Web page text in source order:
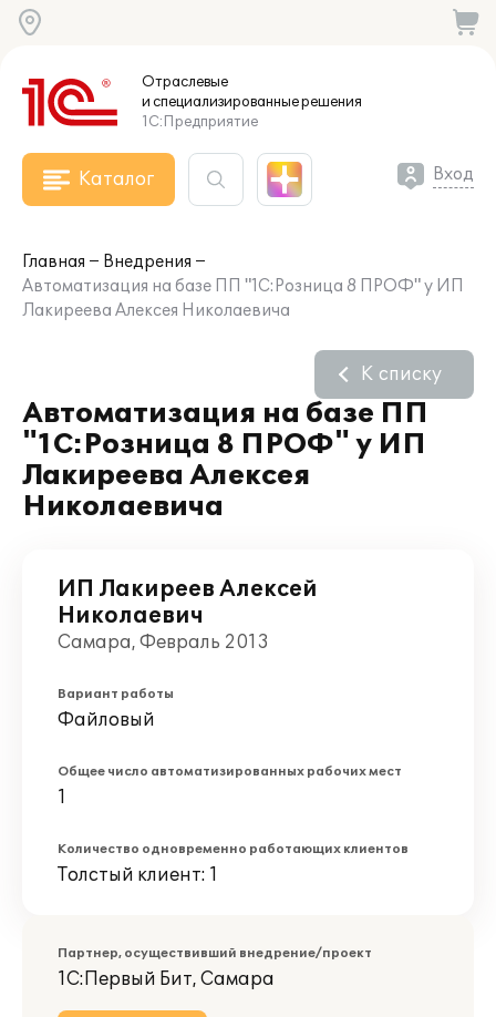
Отраслевые
и специализированныерешения
1С:Предприятие
Каталог Вход
Главная
Внедрения
Автоматизация на базе ПП "1С:Розница 8 ПРОФ" у ИП
Лакиреева Алексея Николаевича
Автоматизация на базе ПП
"1С:Розница 8 ПРОФ" у ИП
Лакиреева Алексея
Николаевича
К списку
ИП Лакиреев Алексей
Николаевич
Самара, Февраль 2013
Вариант работы
Файловый
Общее число автоматизированных рабочих мест
1
Количество одновременно работающих клиентов
Толстый клиент: 1
Партнер, осуществивший внедрение/проект
1С:Первый Бит, Самара